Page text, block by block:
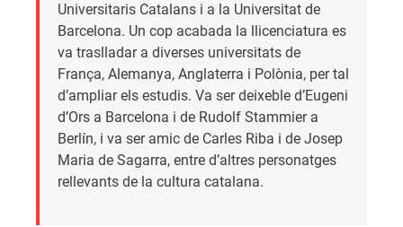
Universitaris Catalans i a la Universitat de
Barcelona. Un cop acabada la llicenciatura es
va traslladar a diverses universitats de
França, Alemanya, Anglaterra i Polònia, per tal
d’ampliar els estudis. Va ser deixeble d’Eugeni
d’Ors a Barcelona i de Rudolf Stammier a
Berlín, i va ser amic de Carles Riba i de Josep
Maria de Sagarra, entre d’altres personatges
rellevants de la cultura catalana.